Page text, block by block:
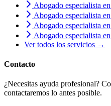
Abogado especialista
Abogado especialista
Abogado especialista
Abogado especialista
Ver todos los servicios →
Contacto
¿Necesitas ayuda profesional?
contactaremos lo antes posible.